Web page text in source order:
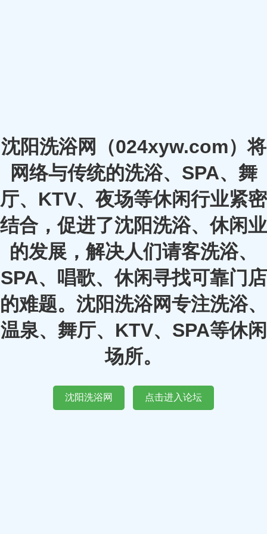
沈阳洗浴网（024xyw.com）将
网络与传统的洗浴、SPA、舞
厅、KTV、夜场等休闲行业紧密
结合，促进了沈阳洗浴、休闲业
的发展，解决人们请客洗浴、
SPA、唱歌、休闲寻找可靠门店
的难题。沈阳洗浴网专注洗浴、
温泉、舞厅、KTV、SPA等休闲
场所。
沈阳洗浴网 点击进入论坛